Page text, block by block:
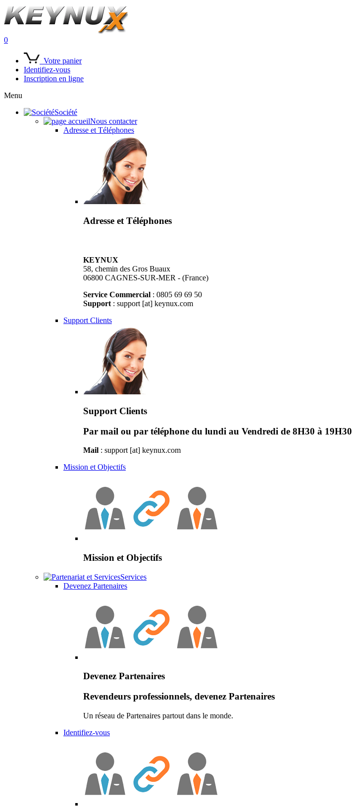
0
Votre panier
Identifiez-vous
Inscription en ligne
Menu
Société
Nous contacter
Adresse et Téléphones
Adresse et Téléphones
KEYNUX
58, chemin des Gros Buaux
06800 CAGNES-SUR-MER - (France)
Service Commercial : 0805 69 69 50
Support : support [at] keynux.com
Support Clients
Support Clients
Par mail ou par téléphone du lundi au Vendredi de 8H30 à 19H30
Mail : support [at] keynux.com
Mission et Objectifs
Mission et Objectifs
Services
Devenez Partenaires
Devenez Partenaires
Revendeurs professionnels, devenez Partenaires
Un réseau de Partenaires partout dans le monde.
Identifiez-vous